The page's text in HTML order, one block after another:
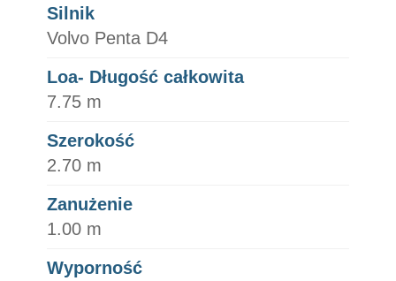
Silnik
Volvo Penta D4
Loa- Długość całkowita
7.75 m
Szerokość
2.70 m
Zanużenie
1.00 m
Wyporność